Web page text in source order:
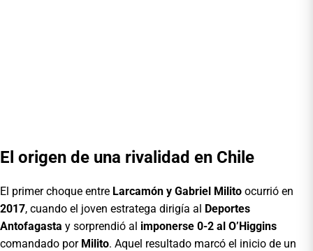
El origen de una rivalidad en Chile
El primer choque entre Larcamón y Gabriel Milito ocurrió en
2017, cuando el joven estratega dirigía al Deportes
Antofagasta y sorprendió al imponerse 0-2 al O’Higgins
comandado por Milito. Aquel resultado marcó el inicio de un